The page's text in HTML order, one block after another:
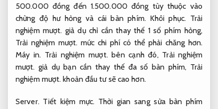
500.000 đồng đến 1.500.000 đồng tùy thuộc vào
chừng độ hư hỏng và cái bàn phím. Khôi phục. Trải
nghiệm mượt. giả dụ chỉ cần thay thế 1 số phím hỏng,
Trải nghiệm mượt. mức chi phí có thể phải chăng hơn.
Máy in. Trải nghiệm mượt.bên cạnh đó, Trải nghiệm
mượt. giả dụ bạn cần thay thế đa số bàn phím, Trải
nghiệm mượt. khoản đầu tư sẽ cao hơn.
Server. Tiết kiệm mực. Thời gian sang sửa bàn phím